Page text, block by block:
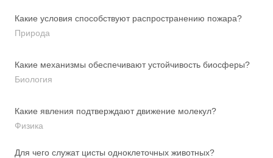
Какие условия способствуют распространению пожара?
Природа
Какие механизмы обеспечивают устойчивость биосферы?
Биология
Какие явления подтверждают движение молекул?
Физика
Для чего служат цисты одноклеточных животных?